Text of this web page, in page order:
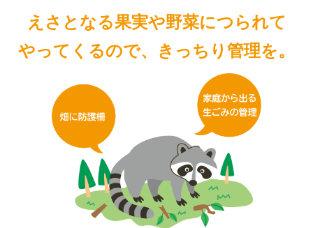
えさとなる果実や野菜につられて
やってくるので、きっちり管理を。